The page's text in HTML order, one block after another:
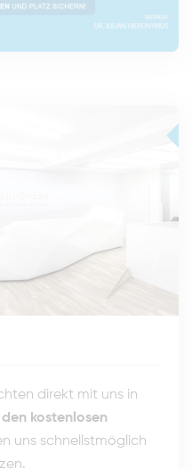
direkt mit uns in
den kostenlosen
uns schnellstmöglich